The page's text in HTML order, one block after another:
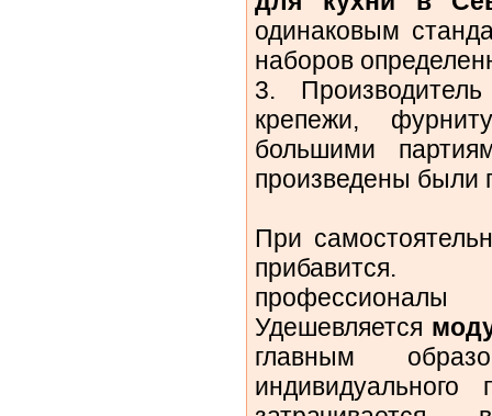
одинаковым
наборов
3.
крепежи,
большими
произведены были
При
прибавится.
Удешевляется
главным